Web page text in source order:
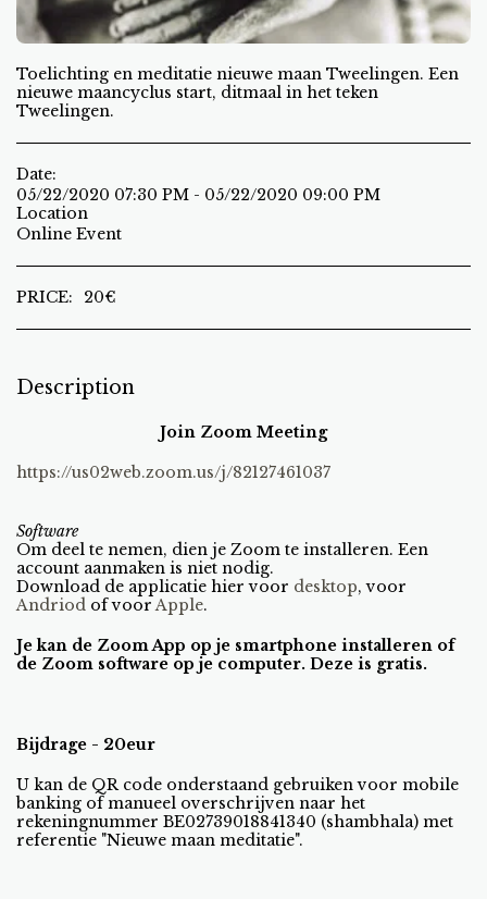
Toelichting en meditatie nieuwe maan Tweelingen. Een
nieuwe maancyclus start, ditmaal in het teken
Tweelingen.
Date:
05/22/2020 07:30 PM - 05/22/2020 09:00 PM
Location
Online Event
PRICE: 20€
Description
Join Zoom Meeting
https://us02web.zoom.us/j/82127461037
Software
Om deel te nemen, dien je Zoom te installeren. Een
account aanmaken is niet nodig.
Download de applicatie hier voor desktop, voor
Andriod of voorApple.
Je kan de Zoom App op je smartphone installeren of
de Zoom software op je computer. Deze is gratis.
Bijdrage - 20eur
U kan de QR code onderstaand gebruiken voor mobile
banking of manueel overschrijven naar het
rekeningnummer BE02739018841340 (shambhala) met
referentie "Nieuwe maan meditatie".